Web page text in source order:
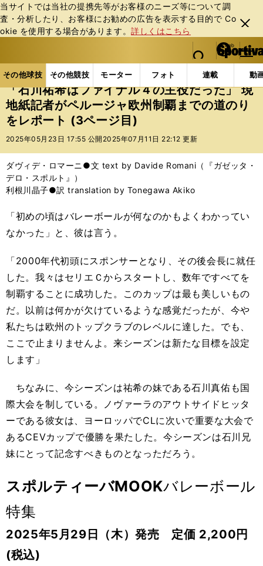
当サイトでは当社の提携先等がお客様のニーズ等について調
査・分析したり、お客様にお勧めの広告を表⽰する⽬的で Co
okie を使⽤する場合があります。詳しくはこちら
閉じ
る
web Sportiva (webスポルティーバ)
検索
マイペ
ー
ジ
メニュ
その他球技 その他競技 モーター フォト 連載 動
ス
ポ
ル
テ
ー
バ
その他球技の記事一覧 バレー 「石川祐希はファイ
「石川祐希はファイナル４の主役だった」 現
地紙記者がペルージャ欧州制覇までの道のり
をレポート (3ページ目)
2025年05月23日 17:55 公開 2025年07月11日 22:12 更新
ダヴィデ・ロマーニ●文 text by Davide Romani（『ガゼッタ・
デロ・スポルト』）
利根川晶子●訳 translation by Tonegawa Akiko
「初めの頃はバレーボールが何なのかもよくわかってい
なかった」と、彼は言う。
「2000年代初頭にスポンサーとなり、その後会長に就任
した。我々はセリエＣからスタートし、数年ですべてを
制覇することに成功した。このカップは最も美しいもの
だ。以前は何かが欠けているような感覚だったが、今や
私たちは欧州のトップクラブのレベルに達した。でも、
ここで止まりませんよ。来シーズンは新たな目標を設定
します」
ちなみに、今シーズンは祐希の妹である石川真佑も国
際大会を制している。ノヴァーラのアウトサイドヒッタ
ーである彼女は、ヨーロッパでCLに次いで重要な大会で
あるCEVカップで優勝を果たした。今シーズンは石川兄
妹にとって記念すべきものとなっただろう。
スポルティーバMOOKバレーボール
特集
2025年5月29日（木）発売 定価 2,200円
(税込)